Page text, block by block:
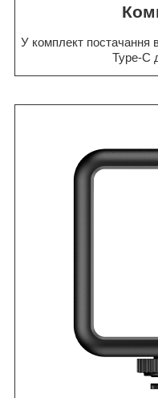
У комплект постачання
Type-C